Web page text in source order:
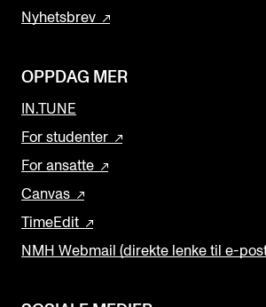
Nyhetsbrev
OPPDAG MER
IN.TUNE
For studenter
For ansatte
Canvas
TimeEdit
NMH Webmail (direkte lenke til e-